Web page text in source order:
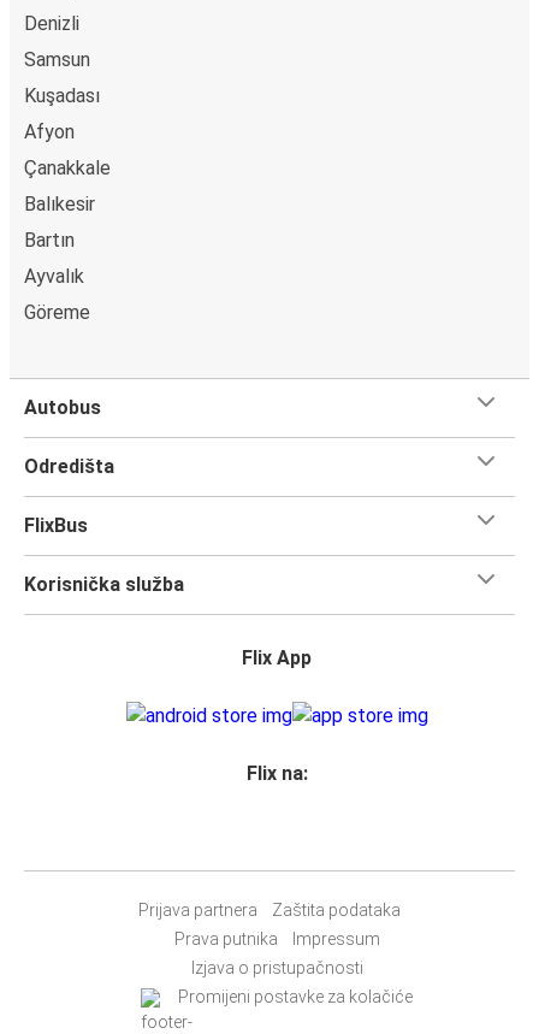
Denizli
Samsun
Kuşadası
Afyon
Çanakkale
Balıkesir
Bartın
Ayvalık
Göreme
Autobus
Odredišta
FlixBus
Korisnička služba
Flix App
Flix na:
Prijava partnera
Zaštita podataka
Prava putnika
Impressum
Izjava o pristupačnosti
Promijeni postavke za kolačiće